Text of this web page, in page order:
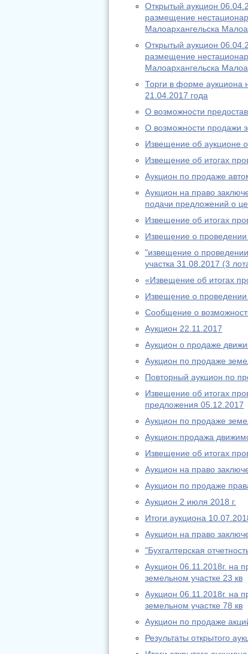
Открытый аукцион
размещение
Малоархангельска
Открытый аукцион
размещение
Малоархангельска
Торги в форме аукциона
21.04.2017 года
О возможности
О возможности продажи
Извещение об аукционе
Извещение об итогах
Аукцион по продаже
Аукцион на право
подачи предложений о
Извещение об итогах
Извещение о
"извещение о
участка 31.08.2017 (3
«Извещение об итогах
Извещение о проведении
Сообщение о
Аукцион 22.11.2017
Аукцион о продаже
Аукцион по продаже
Повторный аукцион по
Извещение об итогах
предложения 05.12.2017
Аукцион по продаже
Аукцион:продажа
Извещение об итогах
Аукцион на право
Аукцион по продаже
Аукцион 2 июля 2018 г.
Итоги аукциона
Аукцион на право
"Бухгалтерская
Аукцион 06.11.2018г. на
земельном участке 23 кв
Аукцион 06.11.2018г. на
земельном участке 78 кв
Аукцион по продаже
Результаты открытого